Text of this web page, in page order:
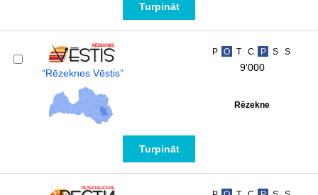
Turpināt
“Rēzeknes Vēstis”
P O T C P S S
9'000
Rēzekne
Turpināt